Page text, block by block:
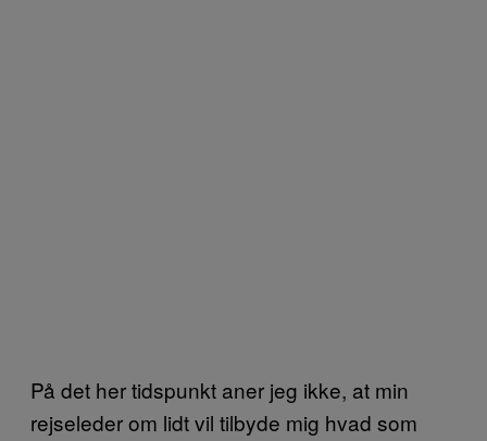
På det her tidspunkt aner jeg ikke, at min
rejseleder om lidt vil tilbyde mig hvad som